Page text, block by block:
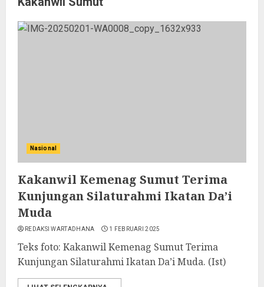
Nasional
Kakanwil Kemenag Sumut Terima
Kunjungan Silaturahmi Ikatan Da’i
Muda
REDAKSI WARTADHANA 1 FEBRUARI 2025
Teks foto: Kakanwil Kemenag Sumut Terima
Kunjungan Silaturahmi Ikatan Da’i Muda. (Ist)